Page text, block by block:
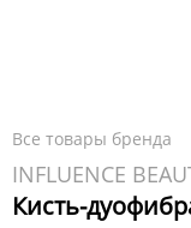
Все товары бренда
INFLUENCE
Кисть-